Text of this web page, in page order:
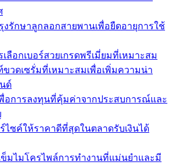
งรักษาลูกลอกสายพานเพื่อยืดอายุการใช้
ลือกเบอร์สวยเกรดพรีเมี่ยมที่เหมาะสม
วดเซรั่มที่เหมาะสมเพื่อเพิ่มความน่า
ด์
อการลงทุนที่คุ้มค่าจากประสบการณ์และ
ไซค์ให้ราคาดีที่สุดในตลาดรับเงินได้
ข็มไมโครไพล์การทำงานที่แม่นยำและมี